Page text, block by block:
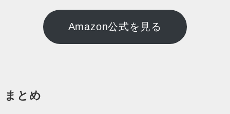
Amazon公式を見る
まとめ